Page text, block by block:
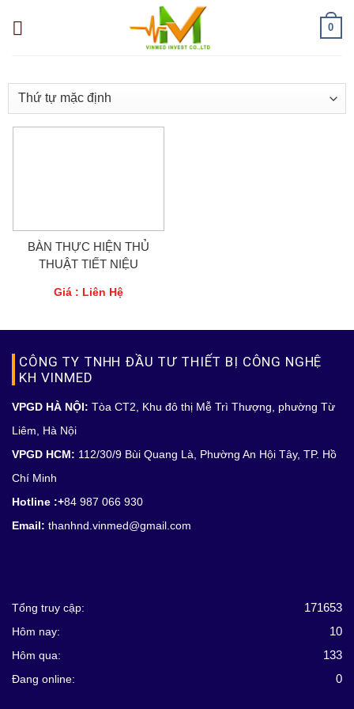
0
BÀN THỰC HIỆN THỦ
THUẬT TIẾT NIỆU
Giá : Liên Hệ
CÔNG TY TNHH ĐẦU TƯ THIẾT BỊ CÔNG NGHỆ
KH VINMED
VPGD HÀ NỘI: Tòa CT2, Khu đô thị Mễ Trì Thượng, phường Từ
Liêm, Hà Nội
VPGD HCM: 112/30/9 Bùi Quang Là, Phường An Hội Tây, TP. Hồ
Chí Minh
Hotline :+84 987 066 930
Email: thanhnd.vinmed@gmail.com
171653
Tổng truy cập:
10
Hôm nay:
133
Hôm qua:
0
Đang online: